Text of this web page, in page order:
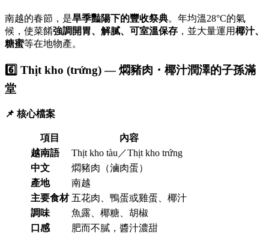
南越的春節，是旱季豔陽下的豐收祭典。年均溫28°C的氣
候，使菜餚強調開胃、解膩、可室溫保存 ，並大量運用椰汁、
糖蜜等在地物產。
6️⃣ Thịt kho (trứng) — 燜豬肉・椰汁潤澤的子孫滿
堂
📌 核心檔案
項目
內容
越南語
Thịt kho tàu／Thịt kho trứng
中文
燜豬肉（滷肉蛋）
產地
南越
主要食材 五花肉、鴨蛋或雞蛋、椰汁
調味
魚露、椰糖、胡椒
口感
肥而不膩，醬汁濃甜